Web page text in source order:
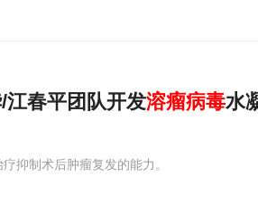
春平团队开发溶瘤病毒水
抑制术后肿瘤复发的能力。